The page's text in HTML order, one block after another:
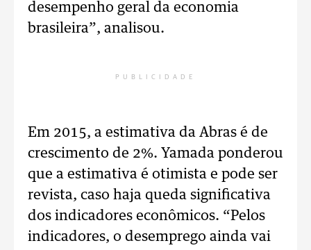
desempenho geral da economia
brasileira”, analisou.
PUBLICIDADE
Em 2015, a estimativa da Abras é de
crescimento de 2%. Yamada ponderou
que a estimativa é otimista e pode ser
revista, caso haja queda significativa
dos indicadores econômicos. “Pelos
indicadores, o desemprego ainda vai